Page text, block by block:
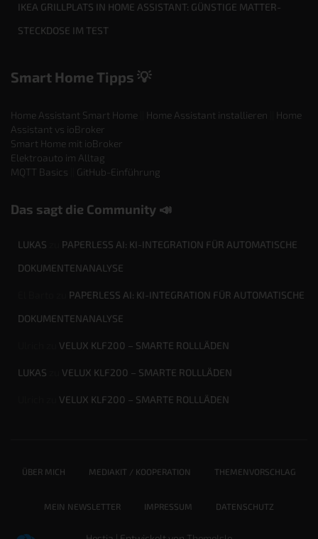
IKEA GRILLPLATS IN HOME ASSISTANT: GÜNSTIGE MATTER-
STECKDOSE IM TEST
Smart Home Tipps 💡
Home Assistant Smart Home Home Assistant installieren
Home
Assistant vs ioBroker
Smart Home mit ioBroker
Elektroauto im Alltag
MQTT Basics
GitHub-Einführung
Das sagt die Community 📣
LUKAS
PAPERLESS AI: KI-INTEGRATION FÜR AUTOMATISCHE
DOKUMENTENANALYSE
PAPERLESS AI: KI-INTEGRATION FÜR AUTOMATISCHE
DOKUMENTENANALYSE
VELUX KLF200 – SMARTE ROLLLÄDEN
LUKAS VELUX KLF200 – SMARTE ROLLLÄDEN
VELUX KLF200 – SMARTE ROLLLÄDEN
ÜBER MICH MEDIAKIT / KOOPERATION THEMENVORSCHLAG
MEIN NEWSLETTER IMPRESSUM DATENSCHUTZ